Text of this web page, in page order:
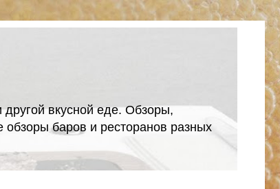
другой вкусной еде. Обзоры,
обзоры баров и ресторанов разных